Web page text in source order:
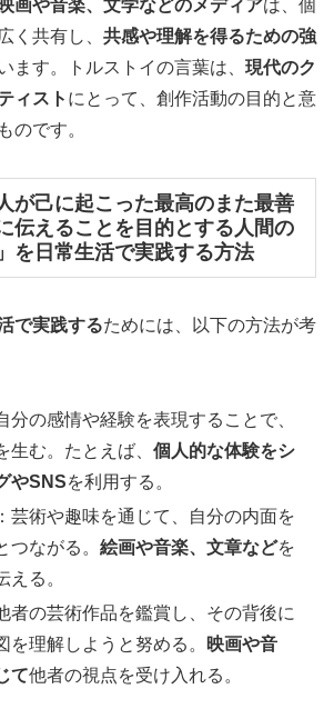
映画や音楽、文学などのメディアは、個
く共有し、 共感や理解を得るための強
ます。トルストイの言葉は、 現代のク
ィスト にとって、創作活動の目的と意
のです。
が己に起こった最高のまた最善
伝えることを目的とする人間の
を日常生活で実践する方法
で実践するためには、以下の方法が考
分の感情や経験を表現することで、
生む。たとえば、個人的な体験をシ
やSNSを利用する。
芸術や趣味を通じて、自分の内面を
つながる。絵画や音楽、文章などを
える。
者の芸術作品を鑑賞し、その背後に
を理解しようと努める。
映画や音
て他者の視点を受け入れる。